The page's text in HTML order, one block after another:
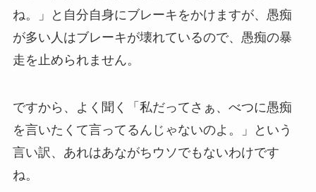
ね。」と自分自身にブレーキをかけますが、愚痴
が多い人はブレーキが壊れているので、愚痴の暴
走を止められません。
ですから、よく聞く「私だってさぁ、べつに愚痴
を言いたくて言ってるんじゃないのよ。」という
言い訳、あれはあながちウソでもないわけです
ね。